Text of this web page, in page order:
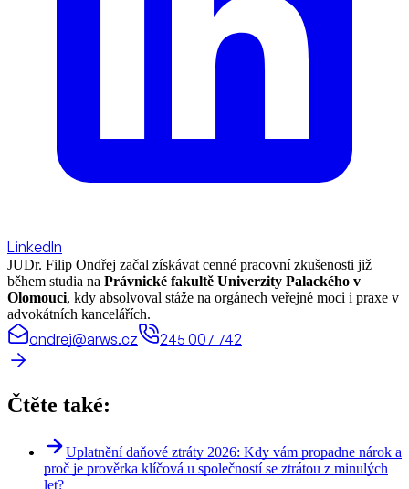
LinkedIn
JUDr. Filip Ondřej začal získávat cenné pracovní zkušenosti již
během studia na Právnické fakultě Univerzity Palackého v
Olomouci, kdy absolvoval stáže na orgánech veřejné moci i praxe v
advokátních kancelářích.
ondrej@arws.cz 245 007 742
Čtěte také:
Uplatnění daňové ztráty 2026: Kdy vám propadne nárok a
proč je prověrka klíčová u společností se ztrátou z minulých
let?